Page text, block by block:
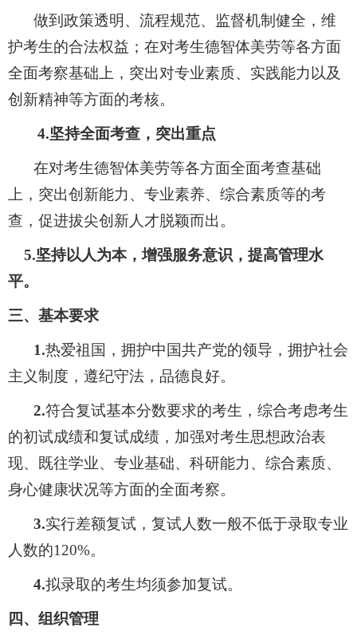
做到政策透明、 流程规范、 监督机制健全，维
护考生的合法权益；在对考生德智体美劳等各方面
全面考察基础上，突出对专业素质、实践能力以及
创新精神等方面的考核。
4.坚持全面考查，突出重点
在对考生德智体美劳等各方面全面考查基础
上，突出创新能力、专业素养、综合素质等的考
查，促进拔尖创新人才脱颖而出。
5.坚持以人为本，增强服务意识，提高管理水
平。
三、基本要求
1.热爱祖国，拥护中国共产党的领导，拥护社会
主义制度，遵纪守法，品德良好。
2.符合复试基本分数要求的考生，综合考虑考生
的初试成绩和复试成绩，加强对考生思想政治表
现、既往学业、专业基础、科研能力、综合素质、
身心健康状况等方面的全面考察。
3.实行差额复试，复试人数一般不低于录取专业
人数的120%。
4.拟录取的考生均须参加复试。
四、组织管理